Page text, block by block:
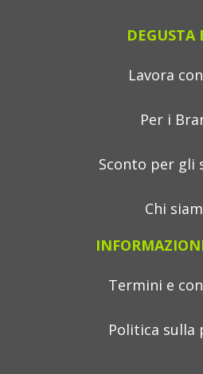
DEGUSTA
Lavora
Per i
Sconto per gli
Chi
Termini e
Politica sulla